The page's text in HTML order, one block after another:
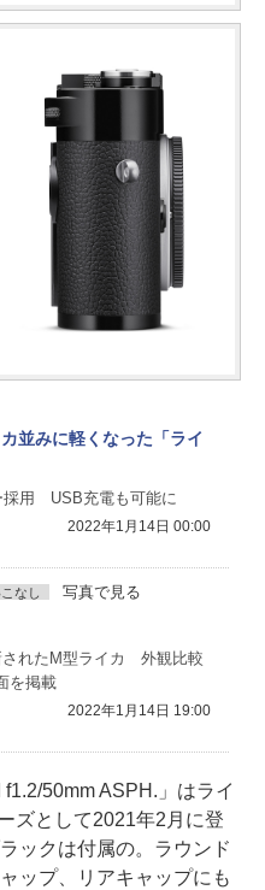
並みに軽くなった「ライ
採用 USB充電も可能に
2022年1月14日 00:00
なし 写真で見る
されたM型ライカ 外観比較
を掲載
2022年1月14日 19:00
50mm ASPH.」はライ
ズとして2021年2月に登
ックは付属の。ラウンド
ップ、リアキャップにも